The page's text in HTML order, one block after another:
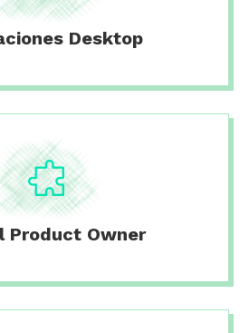
Desktop
Product Owner